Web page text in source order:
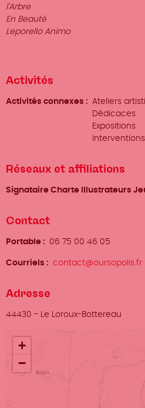
l'Arbre
En Beauté
Leporello Animo
Activités
Activités connexes
Ateliers
Dédicaces
Expositions
Réseaux et affiliations
Signataire Charte Illustrateurs
Contact
Portable 06 75 00 46 05
Courriels contact@oursopolis.fr
Adresse
Ville
44430 - Le Loroux-Bottereau
Localisation
+
−